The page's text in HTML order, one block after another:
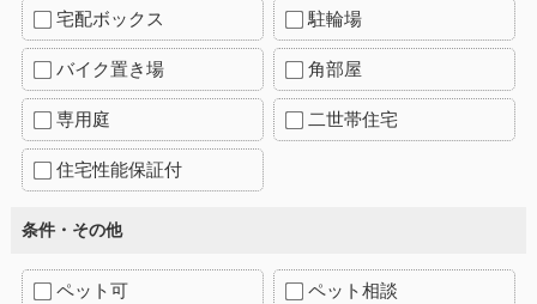
宅配ボックス 駐輪場
バイク置き場 角部屋
専用庭 二世帯住宅
住宅性能保証付
条件・その他
ペット可 ペット相談